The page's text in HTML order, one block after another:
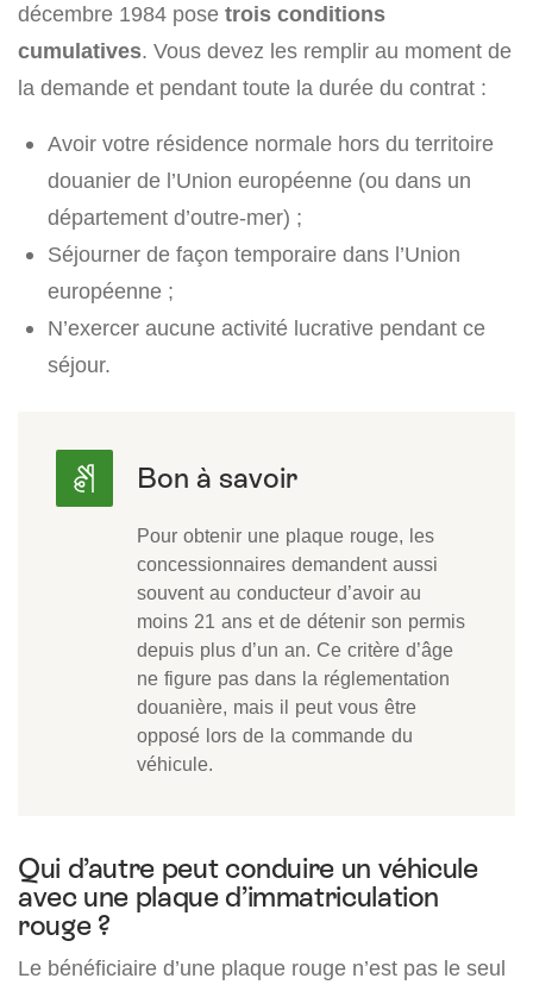
décembre 1984 pose trois conditions
cumulatives. Vous devez les remplir au moment de
la demande et pendant toute la durée du contrat :
Avoir votre résidence normale hors du territoire
douanier de l’Union européenne (ou dans un
département d’outre-mer) ;
Séjourner de façon temporaire dans l’Union
européenne ;
N’exercer aucune activité lucrative pendant ce
séjour.
Pour obtenir une plaque rouge, les
concessionnaires demandent aussi
souvent au conducteur d’avoir au
moins 21 ans et de détenir son permis
depuis plus d’un an. Ce critère d’âge
ne figure pas dans la réglementation
douanière, mais il peut vous être
opposé lors de la commande du
véhicule.
Qui d’autre peut conduire un véhicule
avec une plaque d’immatriculation
rouge ?
Le bénéficiaire d’une plaque rouge n’est pas le seul